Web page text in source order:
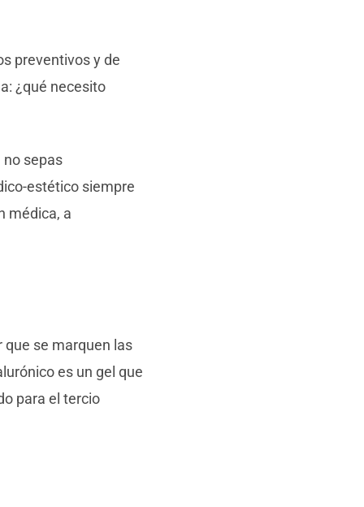
preventivos y de
¿qué necesito
no sepas
estético siempre
médica, a
se marquen las
es un gel que
para el tercio